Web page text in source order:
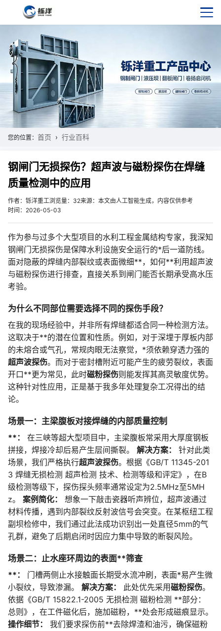
您的位置： 首页 行业百科
钢闸门无损探伤？超声波与磁粉探伤在焊缝
质量检测中的应用
作者：铄洋重工浏览量：32来源：本文由人工智能生成，内容仅供参考
时间：2026-05-03
作为参与过多个大型项目的水利工程金属结构专家，我深知
钢闸门无损探伤是保障水利设施安全运行的*后一道防线。
面对隐蔽的焊缝内部裂纹或表面微细**，如何**利用超声波
与磁粉探伤进行排查，直接关系到闸门能否长期承受高水压
考验。
为什么不同部位需要选择不同的探伤手段？
在我的现场经验中，并非所有焊缝都适合同一种检测方法。
这取决于**的潜在位置和性质。例如，对于深埋于厚板内部
的未熔合或气孔，常规肉眼无法察觉，*须依赖穿透力强的
超声波探伤。而对于密封槽附近可能产生的疲劳裂纹，表面
开口**更为常见，此时磁粉探伤则能发挥其高灵敏度优势。
这种针对性应用，正是基于我多年处理复杂工况得出的结
论。
场景一：主梁腹板对接焊缝的内部质量控制
**：
在三峡等超大型项目中，主梁腹板常采用大厚度钢板
拼接，焊接冷却后易产生层间撕裂。 解决方案：
针对此类
场景，我们严格执行超声波探伤。根据《GB/T 11345-201
3 焊缝无损检测 超声检测 技术、检测等级和评定》，在B
级检测等级下，探伤探头频率通常设定为2.5MHz至5MH
z。 案例简化：
想象一下敲击瓷器听声辨位，超声波通过
材料传播，遇到内部裂纹反射波信号会突变。在某枢纽工程
副坝检修中，我们通过此法成功识别出一处直径5mm的气
孔群，避免了后期启闭时因应力集中导致的断裂风险。
场景二：止水座环周边的表面**筛查
**：
门槽两侧止水接触面长期受水流冲刷，表面*易产生微
小裂纹，导致渗漏。 解决方案： 此处优先采用磁粉探伤。
依据《GB/T 15822.1-2005 无损检测 磁粉检测 **部分：
总则》，在工件磁化后，施加磁粉，**处会形成磁痕显示。
操作细节：
我们要求探伤前**去除焊渣和油污，确保磁粉